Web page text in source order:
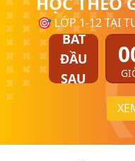
🎯 LỚP 1-12 TẠI
BẮT
ĐẦU
SAU